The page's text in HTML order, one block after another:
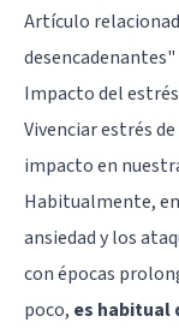
Artículo
desencadenantes"
Impacto del
Vivenciar estrés
impacto en
Habitualmente,
ansiedad y los
con épocas
poco, es habitual